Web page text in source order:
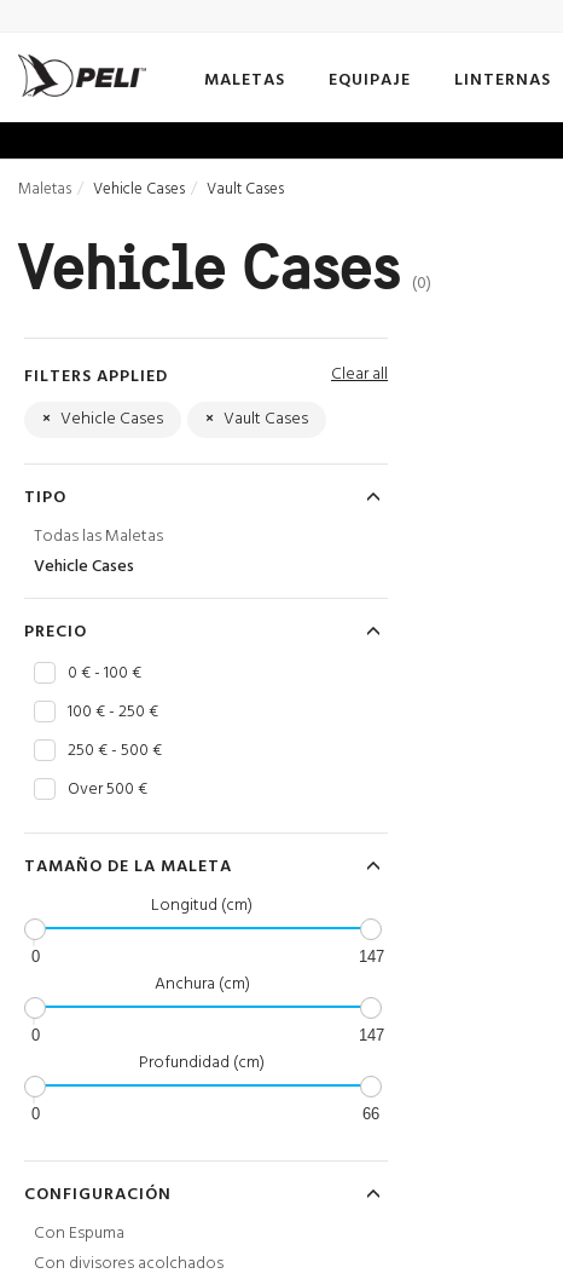
MALETAS EQUIPAJE LINTERNAS
Maletas Vehicle Cases Vault Cases
Vehicle Cases (0)
FILTERS APPLIED
Clear all
× Vehicle Cases × Vault Cases
TIPO
Todas las Maletas
Vehicle Cases
PRECIO
0 € - 100 €
100 € - 250 €
250 € - 500 €
Over 500 €
TAMAÑO DE LA MALETA
Longitud (cm)
0 147
Anchura (cm)
0 147
Profundidad (cm)
0 66
CONFIGURACIÓN
Con Espuma
Con divisores acolchados